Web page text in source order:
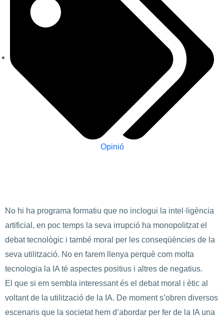
Opinió
No hi ha programa formatiu que no inclogui la intel·ligència
artificial, en poc temps la seva irrupció ha monopolitzat el
debat tecnològic i també moral per les conseqüències de la
seva utilització. No en farem llenya perquè com molta
tecnologia la IA té aspectes positius i altres de negatius.
El que si em sembla interessant és el debat moral i ètic al
voltant de la utilització de la IA. De moment s’obren diversos
escenaris que la societat hem d’abordar per fer de la IA una